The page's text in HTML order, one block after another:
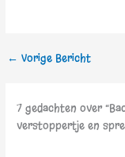
← Vorige Bericht
7 gedachten over
verstoppertje en